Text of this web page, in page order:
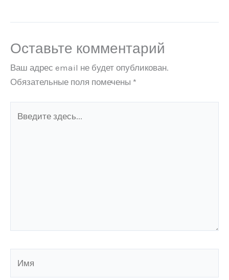
Оставьте комментарий
Ваш адрес email не будет опубликован.
Обязательные поля помечены *
здесь...